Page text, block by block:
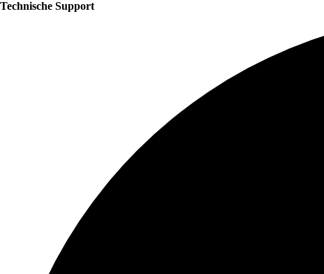
Technische Support